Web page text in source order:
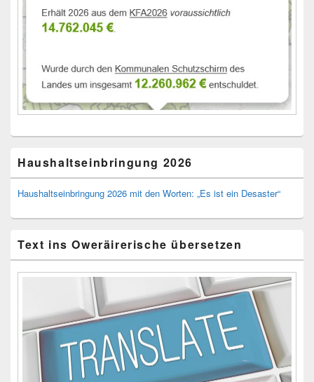
Haushaltseinbringung 2026
Haushaltseinbringung 2026 mit den Worten: „Es ist ein Desaster“
Text ins Oweräirerische übersetzen